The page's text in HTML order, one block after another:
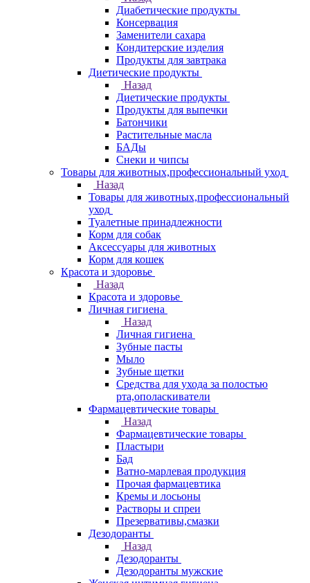
Диабетические продукты
Консервация
Заменители сахара
Кондитерские изделия
Продукты для завтрака
Диетические продукты
Назад
Диетические продукты
Продукты для выпечки
Батончики
Растительные масла
БАДы
Снеки и чипсы
Товары для животных,профессиональный уход
Назад
Товары для животных,профессиональный
уход
Туалетные принадлежности
Корм для собак
Аксессуары для животных
Корм для кошек
Красота и здоровье
Назад
Красота и здоровье
Личная гигиена
Назад
Личная гигиена
Зубные пасты
Мыло
Зубные щетки
Средства для ухода за полостью
рта,ополаскиватели
Фармацевтические товары
Назад
Фармацевтические товары
Пластыри
Бад
Ватно-марлевая продукция
Прочая фармацевтика
Кремы и лосьоны
Растворы и спреи
Презервативы,смазки
Дезодоранты
Назад
Дезодоранты
Дезодоранты мужские